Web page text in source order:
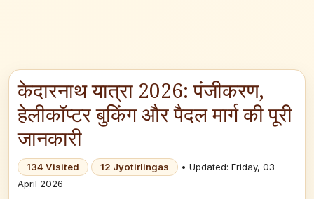
केदारनाथ यात्रा 2026: पंजीकरण,
हेलीकॉप्टर बुकिंग और पैदल मार्ग की पूरी
जानकारी
134 Visited 12 Jyotirlingas
• Updated: Friday, 03
April 2026